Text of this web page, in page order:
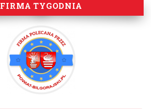
FIRMA TYGODNIA